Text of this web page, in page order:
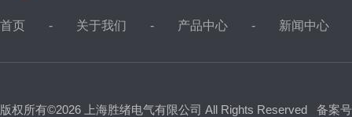
首页 关于我们 产品中心 新闻中心
版权所有©2026 上海胜绪电气有限公司 All Rights Reserved 备案